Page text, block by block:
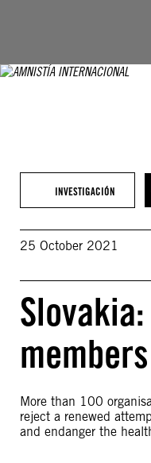
INVESTIGACIÓN
25 October 2021
More than 100
reject a renewed
and endanger the